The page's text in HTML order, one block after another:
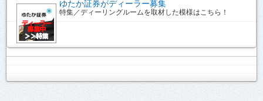
ゆたか証券がディーラー募集
特集／ディーリングルームを取材した模様はこちら！